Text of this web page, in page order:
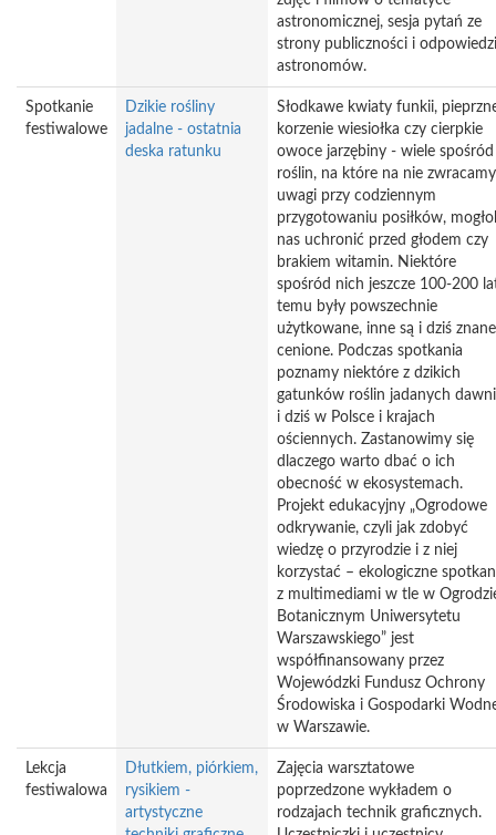
astronomicznej, sesja pytań ze
strony publiczności i odpowiedzi
astronomów.
Spotkanie
festiwalowe
Dzikie rośliny
jadalne - ostatnia
deska ratunku
Słodkawe kwiaty funkii,
korzenie wiesiołka czy cierpkie
owoce jarzębiny - wiele spośród
roślin, na które na nie zwracamy
uwagi przy codziennym
przygotowaniu posiłków,
nas uchronić przed głodem czy
brakiem witamin. Niektóre
spośród nich jeszcze 100-200
temu były powszechnie
użytkowane, inne są i dziś
cenione. Podczas spotkania
poznamy niektóre z dzikich
gatunków roślin jadanych
i dziś w Polsce i krajach
ościennych. Zastanowimy się
dlaczego warto dbać o ich
obecność w ekosystemach.
Projekt edukacyjny „Ogrodowe
odkrywanie, czyli jak zdobyć
wiedzę o przyrodzie i z niej
korzystać – ekologiczne
z multimediami w tle w
Botanicznym Uniwersytetu
Warszawskiego” jest
współfinansowany przez
Wojewódzki Fundusz Ochrony
Środowiska i Gospodarki
w Warszawie.
Lekcja
festiwalowa
Dłutkiem, piórkiem,
rysikiem -
artystyczne
Zajęcia warsztatowe
poprzedzone wykładem o
rodzajach technik graficznych.